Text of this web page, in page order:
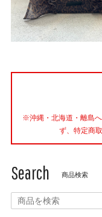
※沖縄・北海道・離島
ず、特定商
Search 商品検索